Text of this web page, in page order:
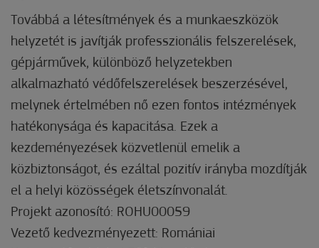
Továbbá a létesítmények és a munkaeszközök
helyzetét is javítják professzionális felszerelések,
gépjárművek, különböző helyzetekben
alkalmazható védőfelszerelések beszerzésével,
melynek értelmében nő ezen fontos intézmények
hatékonysága és kapacitása. Ezek a
kezdeményezések közvetlenül emelik a
közbiztonságot, és ezáltal pozitív irányba mozdítják
el a helyi közösségek életszínvonalát.
Projekt azonosító: ROHU00059
Vezető kedvezményezett: Romániai